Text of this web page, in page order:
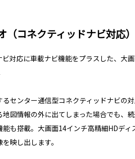
（コネクティッドナビ対応
対応に車載ナビ機能をプラスした、大
センター通信型コネクティッドナビの
図情報の外に出てしまった場合でも、
も搭載。大画面14インチ高精細HDディ
映し出します。